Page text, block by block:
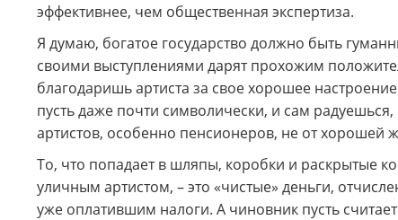
эффективнее, чем общественная экспертиза.
Я думаю, богатое государство должно быть
своими выступлениями дарят прохожим
благодаришь артиста за свое хорошее
пусть даже почти символически, и сам
артистов, особенно пенсионеров, не от хорошей
То, что попадает в шляпы, коробки и раскрытые
уличным артистом, – это «чистые» деньги,
уже оплатившим налоги. А чиновник пусть